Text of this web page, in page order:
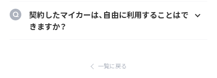
ます。
とができます。
ただし、輸入車リース（新車）の場合、納車場所
契約したマイカーは、自由に利用することはで
きますか？
一覧に戻る